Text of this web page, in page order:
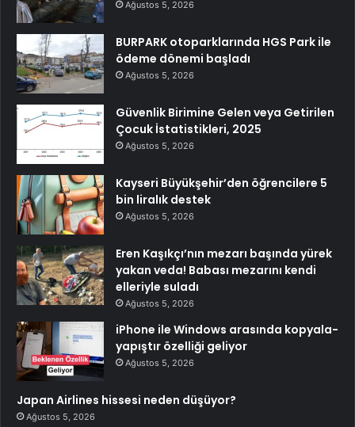
Ağustos 5, 2026
BURPARK otoparklarında HGS Park ile
ödeme dönemi başladı
Ağustos 5, 2026
Güvenlik Birimine Gelen veya Getirilen
Çocuk İstatistikleri, 2025
Ağustos 5, 2026
Kayseri Büyükşehir’den öğrencilere 5
bin liralık destek
Ağustos 5, 2026
Eren Kaşıkçı’nın mezarı başında yürek
yakan veda! Babası mezarını kendi
elleriyle suladı
Ağustos 5, 2026
iPhone ile Windows arasında kopyala-
yapıştır özelliği geliyor
Ağustos 5, 2026
Japan Airlines hissesi neden düşüyor?
Ağustos 5, 2026